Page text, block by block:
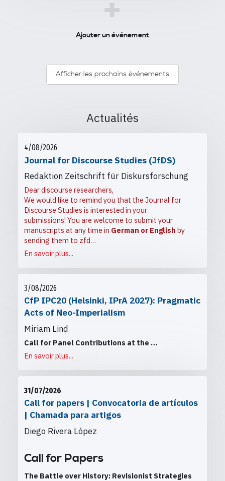
+
Ajouter un événement
Afficher les prochains événements
Actualités
4/08/2026
Journal for Discourse Studies (JfDS)
Redaktion Zeitschrift für Diskursforschung
Dear discourse researchers,
We would like to remind you that the Journal for
Discourse Studies is interested in your
submissions! You are welcome to submit your
manuscripts at any time in German or English by
sending them to zfd…
En savoir plus...
3/08/2026
CfP IPC20 (Helsinki, IPrA 2027): Pragmatic
Acts of Neo-Imperialism
Miriam Lind
Call for Panel Contributions at the …
En savoir plus...
31/07/2026
Call for papers | Convocatoria de artículos
| Chamada para artigos
Diego Rivera López
Call for Papers
The Battle over History: Revisionist Strategies